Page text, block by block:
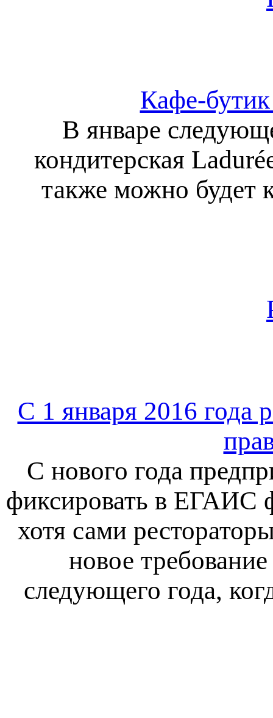
Кафе-
В январе
кондитерская
также можно будет
С 1 января 2016 года
С нового года
фиксировать в ЕГАИС
хотя сами
новое
следующего года,